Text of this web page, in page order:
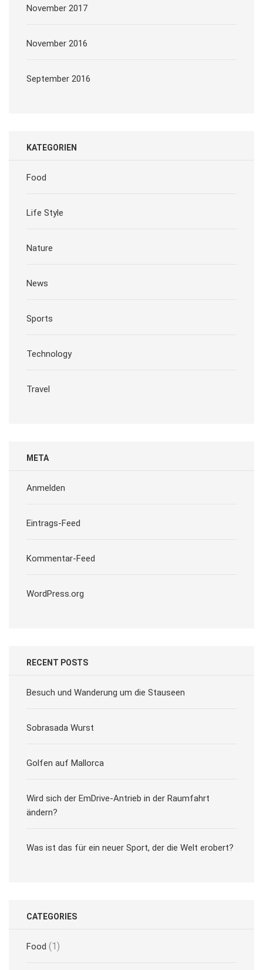
November 2017
November 2016
September 2016
KATEGORIEN
Food
Life Style
Nature
News
Sports
Technology
Travel
META
Anmelden
Eintrags-Feed
Kommentar-Feed
WordPress.org
RECENT POSTS
Besuch und Wanderung um die Stauseen
Sobrasada Wurst
Golfen auf Mallorca
Wird sich der EmDrive-Antrieb in der Raumfahrt
ändern?
Was ist das für ein neuer Sport, der die Welt erobert?
CATEGORIES
Food (1)